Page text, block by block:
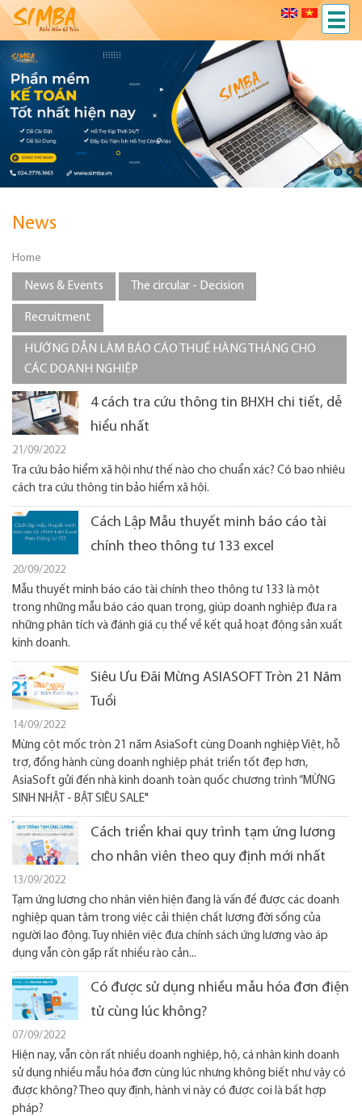
News
Home
News & Events The circular - Decision
Recruitment
HƯỚNG DẪN LÀM BÁO CÁO THUẾ HÀNG THÁNG CHO
CÁC DOANH NGHIỆP
4 cách tra cứu thông tin BHXH chi tiết, dễ
hiểu nhất
21/09/2022
Tra cứu bảo hiểm xã hội như thế nào cho chuẩn xác? Có bao nhiêu
cách tra cứu thông tin bảo hiểm xã hội.
Cách Lập Mẫu thuyết minh báo cáo tài
chính theo thông tư 133 excel
20/09/2022
Mẫu thuyết minh báo cáo tài chính theo thông tư 133 là một
trong những mẫu báo cáo quan trọng, giúp doanh nghiệp đưa ra
những phân tích và đánh giá cụ thể về kết quả hoạt động sản xuất
kinh doanh.
Siêu Ưu Đãi Mừng ASIASOFT Tròn 21 Năm
Tuổi
14/09/2022
Mừng cột mốc tròn 21 năm AsiaSoft cùng Doanh nghiệp Việt, hỗ
trợ, đồng hành cùng doanh nghiệp phát triển tốt đẹp hơn,
AsiaSoft gửi đến nhà kinh doanh toàn quốc chương trình “MỪNG
SINH NHẬT - BẬT SIÊU SALE"
Cách triển khai quy trình tạm ứng lương
cho nhân viên theo quy định mới nhất
13/09/2022
Tạm ứng lương cho nhân viên hiện đang là vấn đề được các doanh
nghiệp quan tâm trong việc cải thiện chất lượng đời sống của
người lao động. Tuy nhiên việc đưa chính sách ứng lương vào áp
dụng vẫn còn gặp rất nhiều rào cản...
Có được sử dụng nhiều mẫu hóa đơn điện
tử cùng lúc không?
07/09/2022
Hiện nay, vẫn còn rất nhiều doanh nghiệp, hộ, cá nhân kinh doanh
sử dụng nhiều mẫu hóa đơn cùng lúc nhưng không biết như vậy có
được không? Theo quy định, hành vi này có được coi là bất hợp
pháp?